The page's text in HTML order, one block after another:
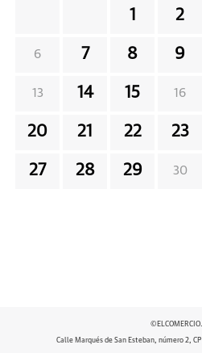
1 2
6 7 8 9
13 14 15 16
20 21 22 23
27 28 29 30
Calle Marqués de San Esteban, número 2,